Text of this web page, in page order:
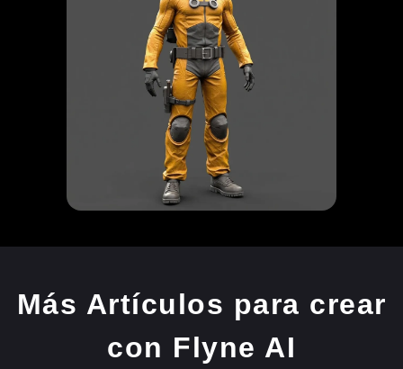
Más Artículos para crear
con Flyne AI